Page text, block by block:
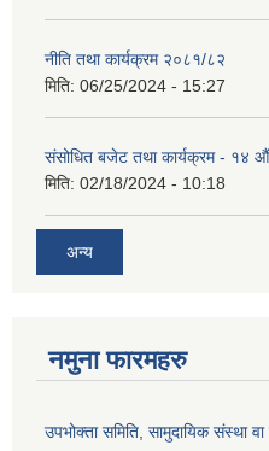
नीति तथा कार्यक्रम २०८१/८२
मिति: 06/25/2024 - 15:27
संसोधित बजेट तथा कार्यक्रम - १४
मिति: 02/18/2024 - 10:18
अन्य
नमुना फारमहरु
उपभोक्ता समिति, सामुदायिक संस्था